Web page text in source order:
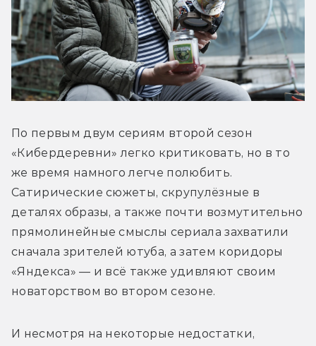
По первым двум сериям второй сезон
«Кибердеревни» легко критиковать, но в то
же время намного легче полюбить.
Сатирические сюжеты, скрупулёзные в
деталях образы, а также почти возмутительно
прямолинейные смыслы сериала захватили
сначала зрителей ютуба, а затем коридоры
«Яндекса» — и всё также удивляют своим
новаторством во втором сезоне.
И несмотря на некоторые недостатки,